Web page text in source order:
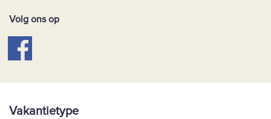
Volg ons op
Vakantietype